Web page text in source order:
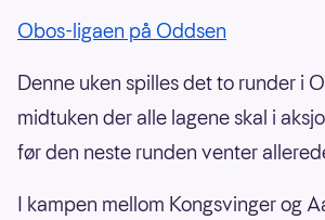
Obos-ligaen på Oddsen
Denne uken spilles det to runder i
midtuken der alle lagene skal i
før den neste runden venter
I kampen mellom Kongsvinger og